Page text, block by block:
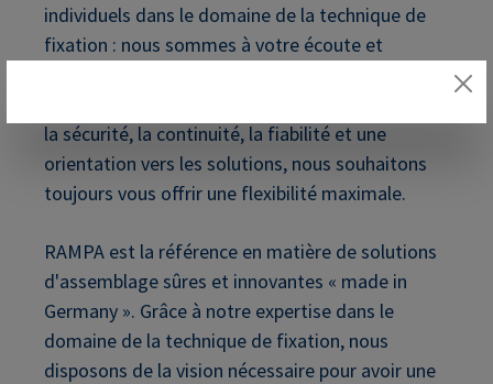
individuels dans le domaine de la technique de
fixation : nous sommes à votre écoute et
la sécurité, la continuité, la fiabilité et une
orientation vers les solutions, nous souhaitons
toujours vous offrir une flexibilité maximale.
RAMPA est la référence en matière de solutions
d'assemblage sûres et innovantes « made in
Germany ». Grâce à notre expertise dans le
domaine de la technique de fixation, nous
disposons de la vision nécessaire pour avoir une